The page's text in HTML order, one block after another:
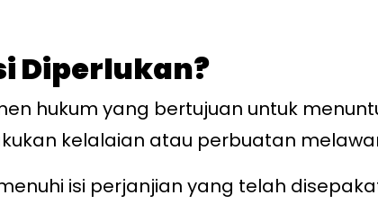
Diperlukan?
hukum yang bertujuan untuk
kelalaian atau perbuatan
isi perjanjian yang telah